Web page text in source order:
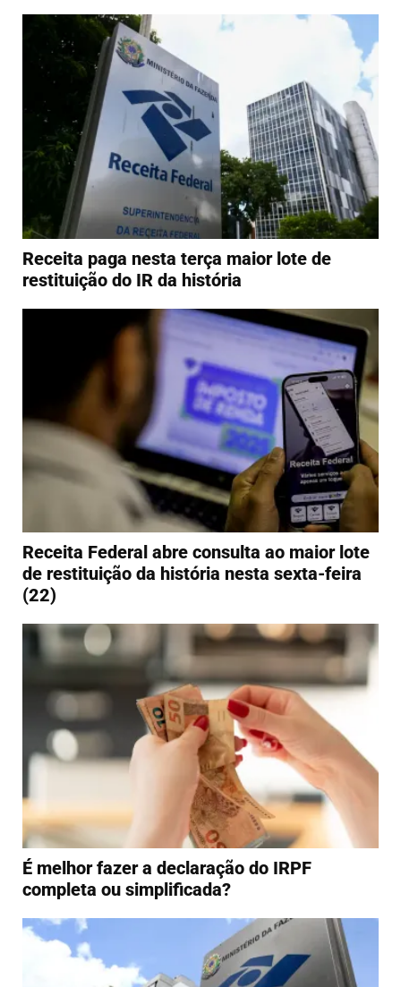
Receita paga nesta terça maior lote de
restituição do IR da história
Receita Federal abre consulta ao maior lote
de restituição da história nesta sexta-feira
(22)
É melhor fazer a declaração do IRPF
completa ou simplificada?